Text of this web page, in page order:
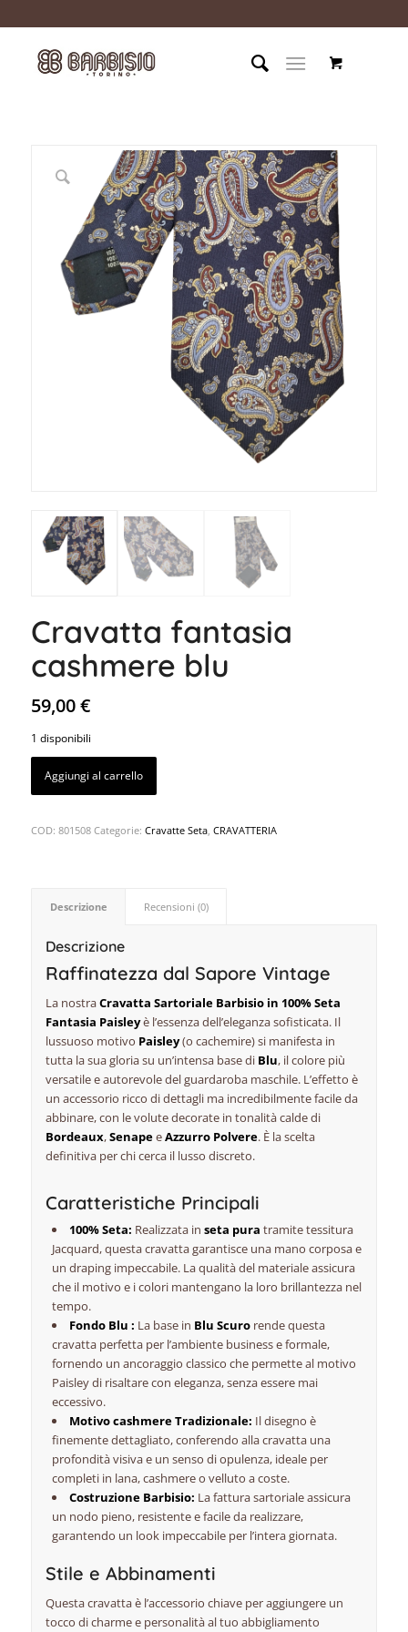
Cravatta fantasia
cashmere blu
59,00€
1 disponibili
Aggiungi al carrello
COD: 801508 Categorie: Cravatte Seta, CRAVATTERIA
Descrizione Recensioni (0)
Descrizione
Raffinatezza dal Sapore Vintage
La nostraCravatta Sartoriale Barbisio in 100% Seta
Fantasia Paisleyè l’essenza dell’eleganza sofisticata. Il
lussuoso motivo Paisley(o cachemire) si manifesta in
tutta la sua gloria su un’intensa base di Blu, il colore più
versatile e autorevole del guardaroba maschile. L’effetto è
un accessorio ricco di dettagli ma incredibilmente facile da
abbinare, con le volute decorate in tonalità calde di
Bordeaux,SenapeeAzzurro Polvere. È la scelta
definitiva per chi cerca il lusso discreto.
Caratteristiche Principali
100% Seta: Realizzata in seta pura tramite tessitura
Jacquard, questa cravatta garantisce una mano corposa e
un drapingimpeccabile. La qualità del materiale assicura
che il motivo e i colori mantengano la loro brillantezza nel
tempo.
Fondo Blu : La base in Blu Scuro rende questa
cravatta perfetta per l’ambiente business e formale,
fornendo un ancoraggio classico che permette al motivo
Paisley di risaltare con eleganza, senza essere mai
eccessivo.
Motivo cashmere Tradizionale: Il disegno è
finemente dettagliato, conferendo alla cravatta una
profondità visiva e un senso di opulenza, ideale per
completi in lana, cashmere o velluto a coste.
Costruzione Barbisio: La fattura sartoriale assicura
un nodo pieno, resistente e facile da realizzare,
garantendo un lookimpeccabile per l’intera giornata.
Stile e Abbinamenti
Questa cravatta è l’accessorio chiave per aggiungere un
tocco dicharmee personalità al tuo abbigliamento